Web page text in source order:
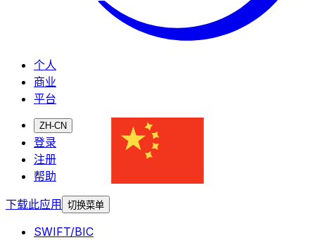
个人
商业
平台
ZH-CN
登录
注册
帮助
下载此应用
切换菜单
SWIFT/BIC